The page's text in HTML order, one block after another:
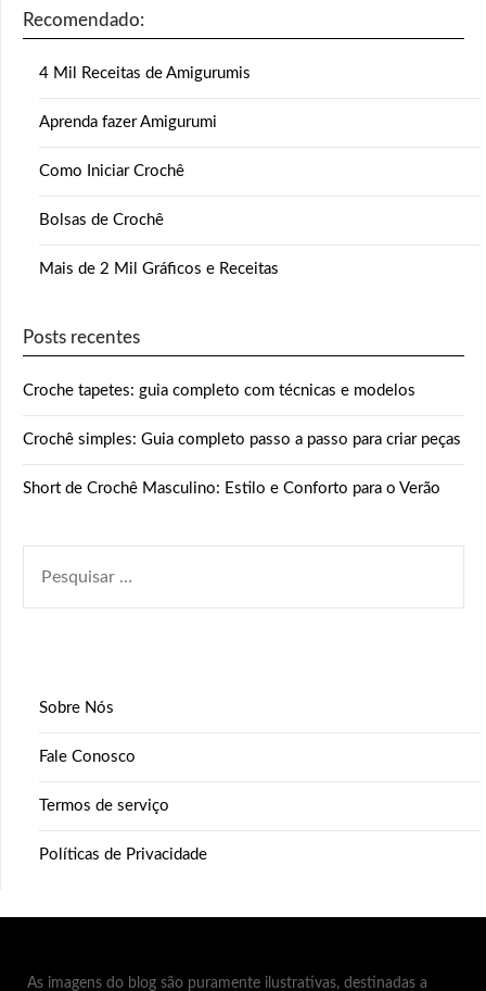
Recomendado:
4 Mil Receitas de Amigurumis
Aprenda fazer Amigurumi
Como Iniciar Crochê
Bolsas de Crochê
Mais de 2 Mil Gráficos e Receitas
Posts recentes
Croche tapetes: guia completo com técnicas e modelos
Crochê simples: Guia completo passo a passo para criar peças
Short de Crochê Masculino: Estilo e Conforto para o Verão
POR:
Sobre Nós
Fale Conosco
Termos de serviço
Políticas de Privacidade
As imagens do blog são puramente ilustrativas, destinadas a